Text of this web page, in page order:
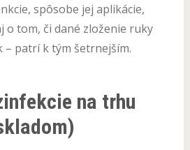
spôsobe jej aplikácie,
o tom, či dané zloženie ruky
– patrí k tým šetrnejším.
na trhu